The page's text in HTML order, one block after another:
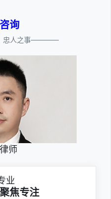
询
忠人之事————
师
业
焦专注